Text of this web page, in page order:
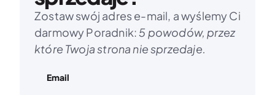
Zostaw swój adres e-mail, a wyślemy Ci
darmowy Poradnik: 5 powodów, przez
które Twoja strona nie sprzedaje.
Email